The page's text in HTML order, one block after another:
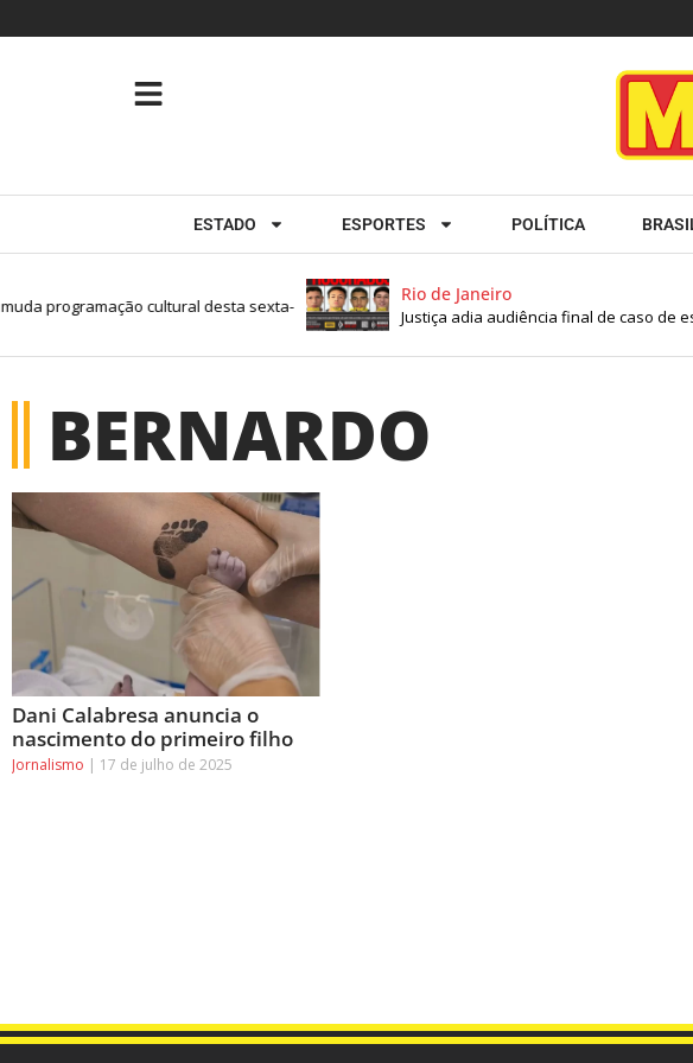
ESTADO ESPORTES POLÍTICA
Rio de Janeiro
Justiça adia audiência final de caso de
programação cultural desta sexta-
BERNARDO
Dani Calabresa anuncia o
nascimento do primeiro filho
Jornalismo 17 de julho de 2025